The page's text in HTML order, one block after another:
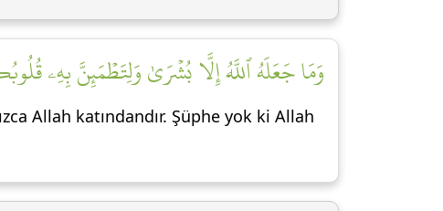
وَمَا جَعَلَهُ ٱللَّهُ إِلَّا بُشۡرَىٰ وَلِتَطۡمَئِنَّ بِهِۦ
Allah katındandır. Şüphe yok ki Allah